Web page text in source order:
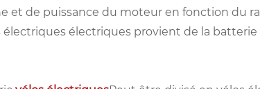
et de puissance du moteur en fonction du
électriques électriques provient de la